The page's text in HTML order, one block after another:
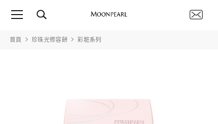
首頁 珍珠光修容餅 彩粧系列